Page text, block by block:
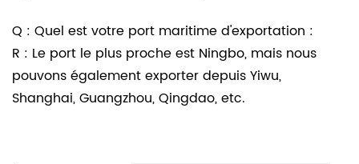
Q : Quel est votre port maritime d'exportation :
R : Le port le plus proche est Ningbo, mais nous
pouvons également exporter depuis Yiwu,
Shanghai, Guangzhou, Qingdao, etc.